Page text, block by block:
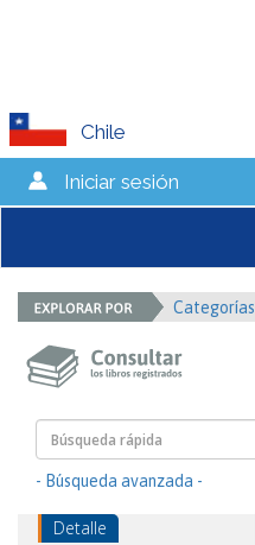
Chile
Iniciar sesión
Categorías
- Búsqueda avanzada -
Detalle